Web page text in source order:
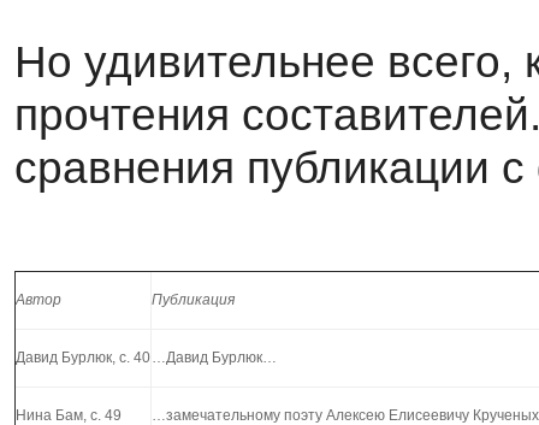
Но удивительнее всего,
прочтения
сравнения публикации
Автор Публикация
Давид Бурлюк, с. 40…Давид Бурлюк…
Нина Бам, с. 49
…замечательному поэту Алексею Елисеевичу